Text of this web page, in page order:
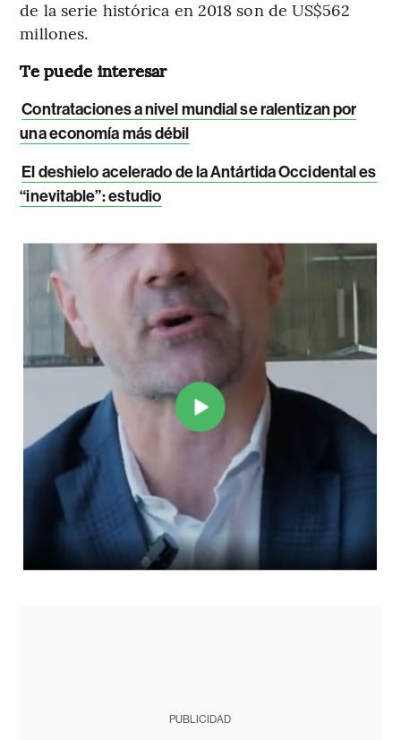
de la serie histórica en 2018 son de US$562
millones.
Te puede interesar
Contrataciones a nivel mundial se ralentizan por
una economía más débil
El deshielo acelerado de la Antártida Occidental es
“inevitable”: estudio
PUBLICIDAD